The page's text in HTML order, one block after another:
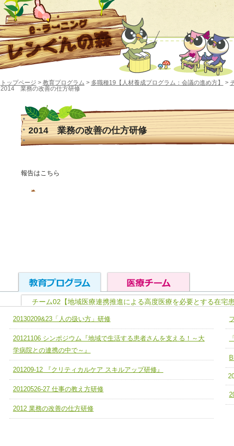
トップページ > 教育プログラム > 多職種19【人材養成プログラム：会議の進め方】 >
2014 業務の改善の仕方研修
2014 業務の改善の仕方研修
報告はこちら
ユニット１ 医療人としての基礎能力
全人的医療を実践する医療人として、必要な基礎能力を身につ
ける
必要に応じて柔軟に医療チームを組織し、強調できる
ユニット３ 多職種連携力
他職種の視点とスキルを学び、相互理解と連携を深める
各
チーム01【病院内横断的問題解決チーム】
チーム02【地域医療連携推進による高度医療を必要とする在
宅患者等支援チーム】
チーム05【せん妄対策チーム】
チーム02【地域医療連携推進による高度医療を必要とする在宅
20130209&23「人の扱い方」研修
20121106 シンポジウム『地域で生活する患者さんを支える！～大
学病院との連携の中で～』
201209-12 『クリティカルケア スキルアップ研修』
20120526-27 仕事の教え方研修
2012 業務の改善の仕方研修